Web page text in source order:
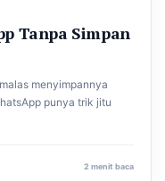
Tanpa Simpan
menyimpannya
punya trik jitu
2 menit baca